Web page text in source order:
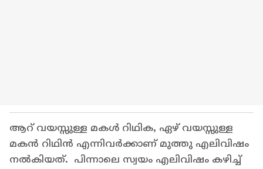
ആറ് വയസ്സുള്ള മകൾ റിഥിക, ഏഴ് വയസ്സുള്ള
മകൻ റിഥിൻ എന്നിവർക്കാണ് മുത്തു എലിവിഷം
നൽകിയത്. പിന്നാലെ സ്വയം എലിവിഷം കഴിച്ച്